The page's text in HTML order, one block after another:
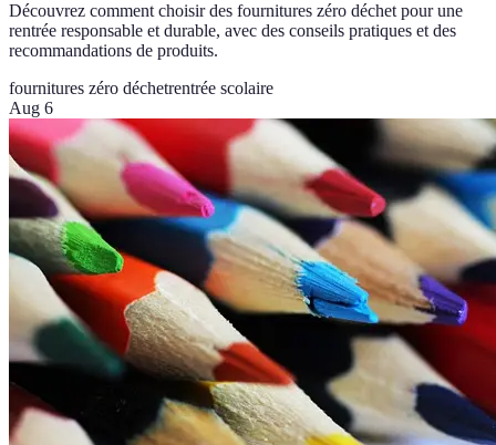
Découvrez comment choisir des fournitures zéro déchet pour une
rentrée responsable et durable, avec des conseils pratiques et des
recommandations de produits.
fournitures zéro déchetrentrée scolaire
Aug 6